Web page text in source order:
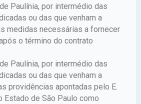
Paulínia, por intermédio das
ou das que venham a
medidas necessárias a fornecer
o término do contrato
Paulínia, por intermédio das
ou das que venham a
providências apontadas pelo E.
Estado de São Paulo como